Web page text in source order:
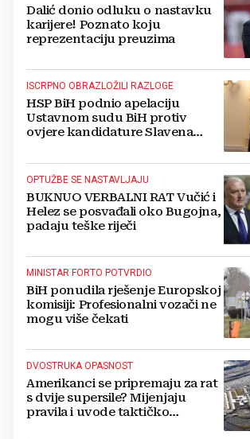
Dalić donio odluku o nastavku
karijere! Poznato koju
reprezentaciju preuzima
ISCRPNO OBRAZLOŽILI RAZLOGE
HSP BiH podnio apelaciju
Ustavnom sudu BiH protiv
ovjere kandidature Slavena
OPTUŽBE SE NASTAVLJAJU
BUKNUO VERBALNI RAT Vučić i
Helez se posvađali oko Bugojna,
padaju teške riječi
MINISTAR FORTO POTVRDIO
BiH ponudila rješenje Europskoj
komisiji: Profesionalni vozači ne
mogu više čekati
DVOSTRUKA OPASNOST
Amerikanci se pripremaju za rat
s dvije supersile? Mijenjaju
pravila i uvode taktičko